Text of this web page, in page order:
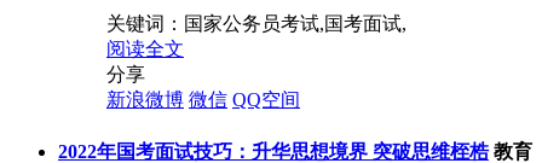
关键词： 国家公务员考试,国考面试,
阅读全文
分享
新浪微博 微信 QQ空间
2022年国考面试技巧：升华思想境界 突破思维桎梏 教育